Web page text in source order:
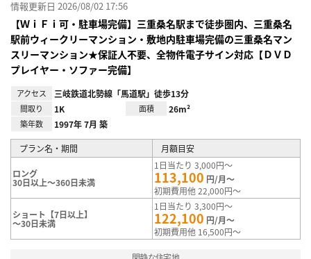
情報更新日 2026/08/02 17:56
【ＷｉＦｉ可・駐車場完備】三重桑名駅まで徒歩圏内、三重桑名
駅前ウィークリーマンション・敷地内駐車場完備の三重桑名マン
スリーマンション★保証人不要、全物件電子サイン対応【ＤＶＤ
プレイヤー・ソファー完備】
アクセス 三岐鉄道北勢線「馬道駅」徒歩13分
間取り 1K 面積 26m²
築年数 1997年 7月 築
プラン名・期間 月額目安
ロング
30日以上～360日未満
1日当たり 3,000円～
113,100 円/月～
初期費用他 22,000円～
ショート【7日以上】
～30日未満
1日当たり 3,300円～
122,100 円/月～
初期費用他 16,500円～